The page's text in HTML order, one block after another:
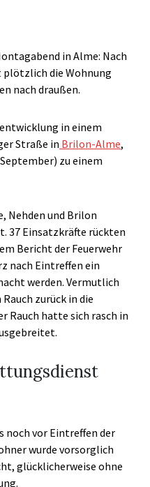
in Alme: Nach
plötzlich die Wohnung
nach draußen.
in einem
Straße in Brilon-Alme,
zu einem
Nehden und Brilon
37 Einsatzkräfte rückten
Bericht der Feuerwehr
nach Eintreffen ein
werden. Vermutlich
zurück in die
Rauch hatte sich rasch in
noch vor Eintreffen der
wurde vorsorglich
glücklicherweise ohne